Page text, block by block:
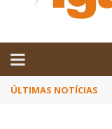
ÚLTIMAS NOTÍCIAS